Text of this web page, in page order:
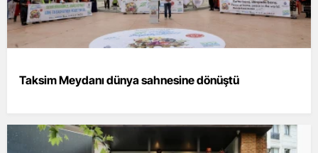
Taksim Meydanı dünya sahnesine dönüştü